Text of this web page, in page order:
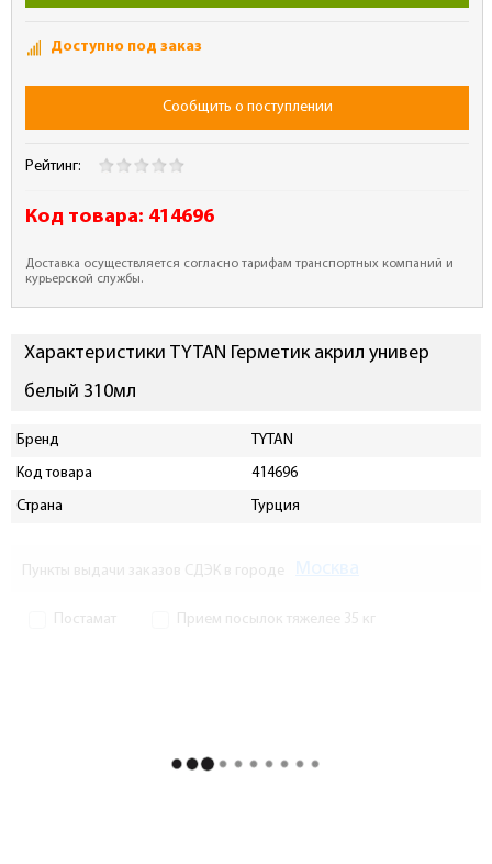
Доступно под заказ
Сообщить о поступлении
Рейтинг:
Код товара: 414696
Доставка осуществляется согласно тарифам транспортных компаний и
курьерской службы.
Характеристики TYTAN Герметик акрил универ
белый 310мл
Бренд
TYTAN
Код товара
414696
Страна
Турция
Пункты выдачи заказов СДЭК в городе
Постамат Прием посылок тяжелее 35 кг